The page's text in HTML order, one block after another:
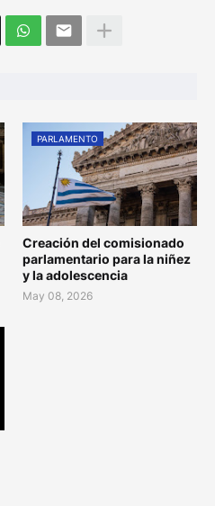
PARLAMENTO
Creación del comisionado
parlamentario para la niñez
y la adolescencia
May 08, 2026